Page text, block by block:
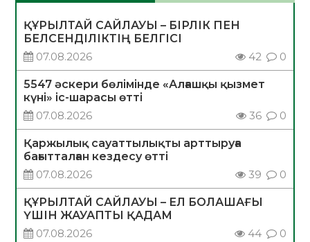
ҚҰРЫЛТАЙ САЙЛАУЫ – БІРЛІК ПЕН
БЕЛСЕНДІЛІКТІҢ БЕЛГІСІ
07.08.2026
42 0
5547 әскери бөлімінде «Алғашқы қызмет
күні» іс-шарасы өтті
07.08.2026
36 0
Қаржылық сауаттылықты арттыруға
бағытталған кездесу өтті
07.08.2026
39 0
ҚҰРЫЛТАЙ САЙЛАУЫ – ЕЛ БОЛАШАҒЫ
ҮШІН ЖАУАПТЫ ҚАДАМ
07.08.2026
44 0